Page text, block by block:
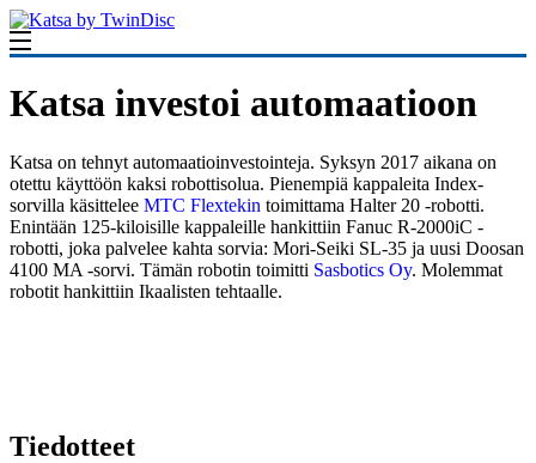
Katsa investoi automaatioon
Katsa on tehnyt automaatioinvestointeja. Syksyn 2017 aikana on
otettu käyttöön kaksi robottisolua. Pienempiä kappaleita Index-
sorvilla käsittelee MTC Flextekin toimittama Halter 20 -robotti.
Enintään 125-kiloisille kappaleille hankittiin Fanuc R-2000iC -
robotti, joka palvelee kahta sorvia: Mori-Seiki SL-35 ja uusi Doosan
4100 MA -sorvi. Tämän robotin toimitti Sasbotics Oy. Molemmat
robotit hankittiin Ikaalisten tehtaalle.
Tiedotteet